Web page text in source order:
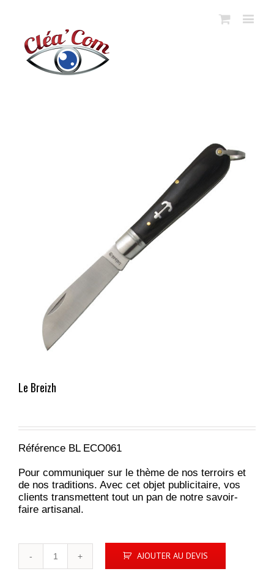
Le Breizh
Référence BL ECO061
Pour communiquer sur le thème de nos terroirs et
de nos traditions. Avec cet objet publicitaire, vos
clients transmettent tout un pan de notre savoir-
faire artisanal.
AJOUTER AU DEVIS